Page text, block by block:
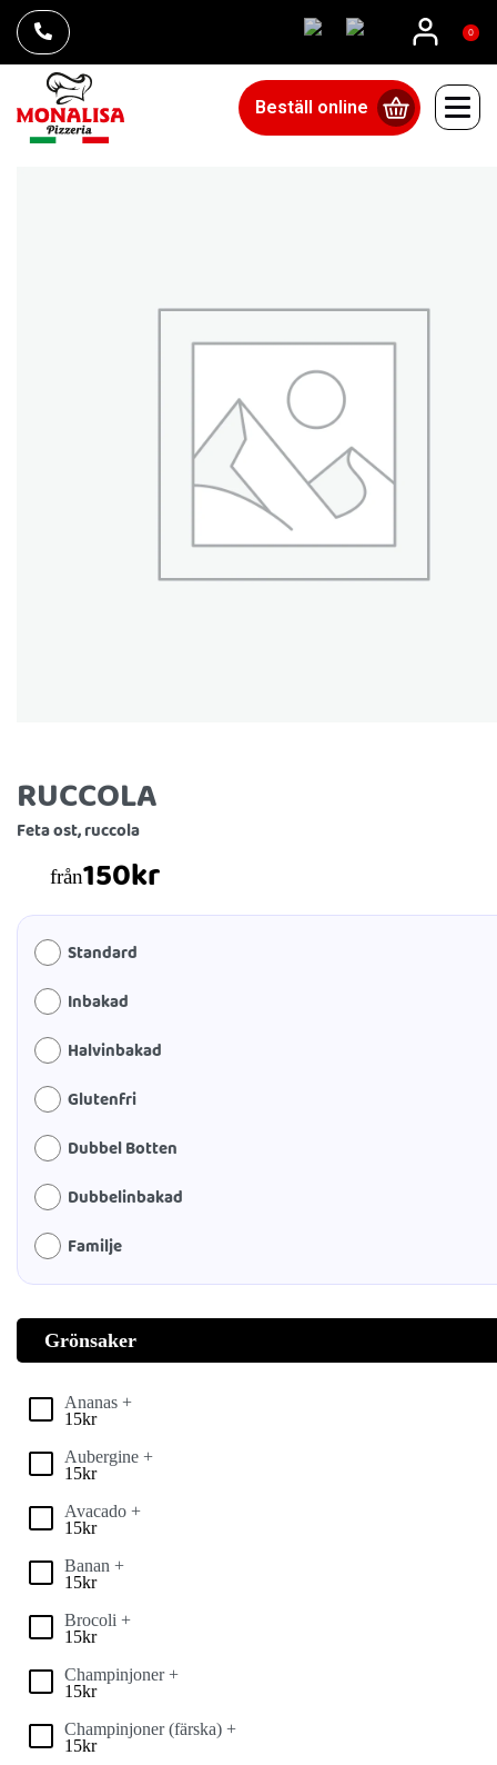
0
Beställ online
RUCCOLA
Feta ost, ruccola
från150kr
Standard
Inbakad
Halvinbakad
Glutenfri
Dubbel Botten
Dubbelinbakad
Familje
Grönsaker
Ananas +
15kr
Aubergine +
15kr
Avacado +
15kr
Banan +
15kr
Brocoli +
15kr
Champinjoner +
15kr
Champinjoner (färska) +
15kr